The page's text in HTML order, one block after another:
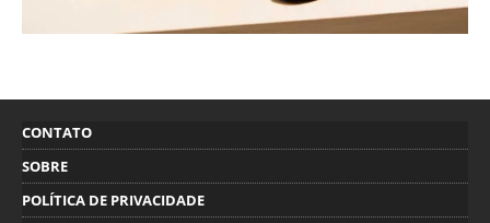
CONTATO
SOBRE
POLÍTICA DE PRIVACIDADE